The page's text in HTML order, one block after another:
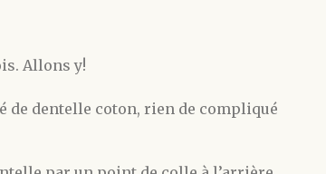
Allons y!
de dentelle coton, rien de compliqué